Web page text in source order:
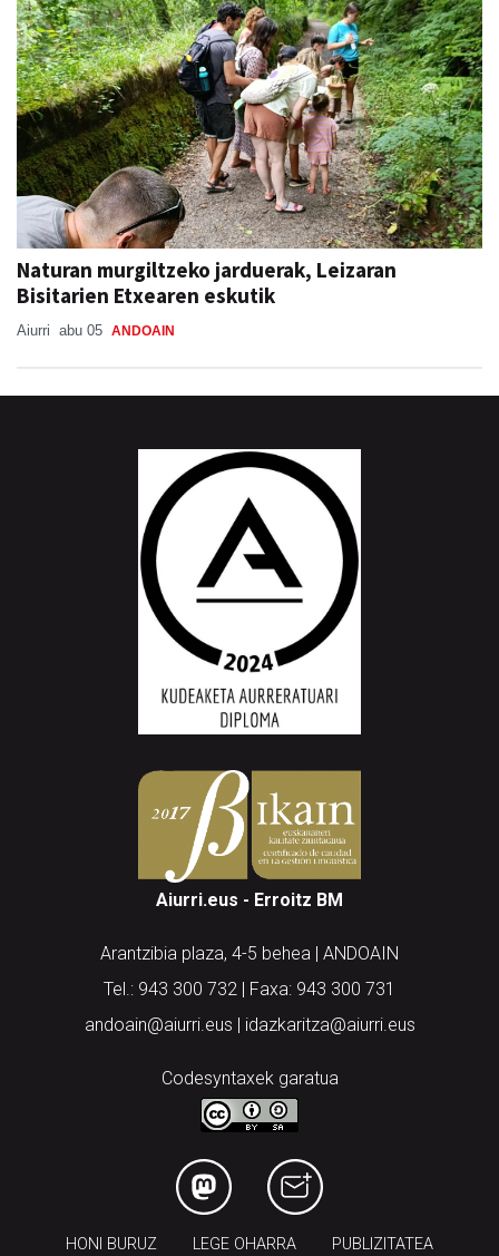
Naturan murgiltzeko jarduerak, Leizaran
Bisitarien Etxearen eskutik
Aiurri abu 05 ANDOAIN
Aiurri.eus - Erroitz BM
Arantzibia plaza, 4-5 behea | ANDOAIN
Tel.: 943 300 732 | Faxa: 943 300 731
andoain@aiurri.eus | idazkaritza@aiurri.eus
Codesyntaxek garatua
HONI BURUZ LEGE OHARRA PUBLIZITATEA